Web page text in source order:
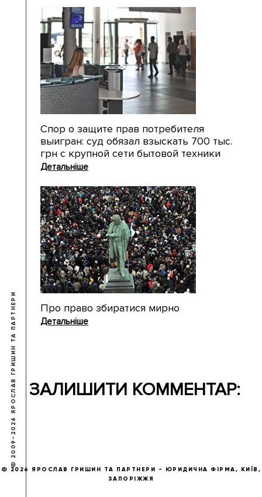
© 2009-2026 ЯРОСЛАВ ГРИШИН ТА ПАРТНЕРИ
Спор о защите прав потребителя
выигран: суд обязал взыскать 700 тыс.
грн с крупной сети бытовой техники
Детальніше
Про право збиратися мирно
Детальніше
ЗАЛИШИТИ КОММЕНТАР:
© 2026 ЯРОСЛАВ ГРИШИН ТА ПАРТНЕРИ - ЮРИДИЧНА ФІРМА, КИЇВ,
ЗАПОРІЖЖЯ